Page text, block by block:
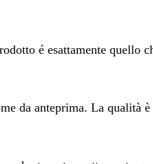
é esattamente quello
da anteprima. La qualità